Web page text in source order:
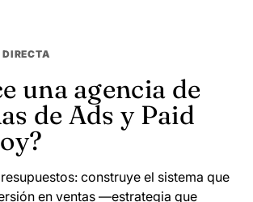
una agencia de
de Ads y Paid
construye el sistema que
en ventas —estrategia que